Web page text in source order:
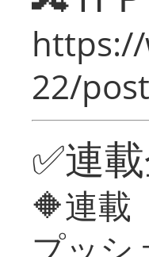
22/
✅連
🔶連